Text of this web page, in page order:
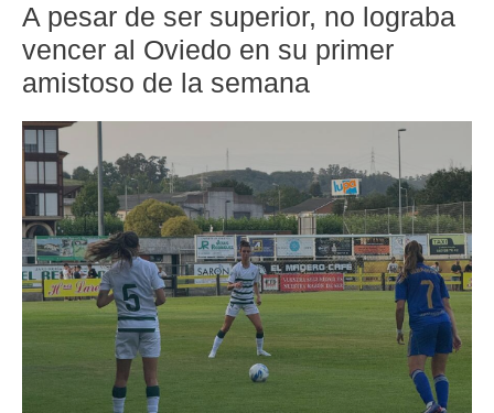
A pesar de ser superior, no lograba
vencer al Oviedo en su primer
amistoso de la semana